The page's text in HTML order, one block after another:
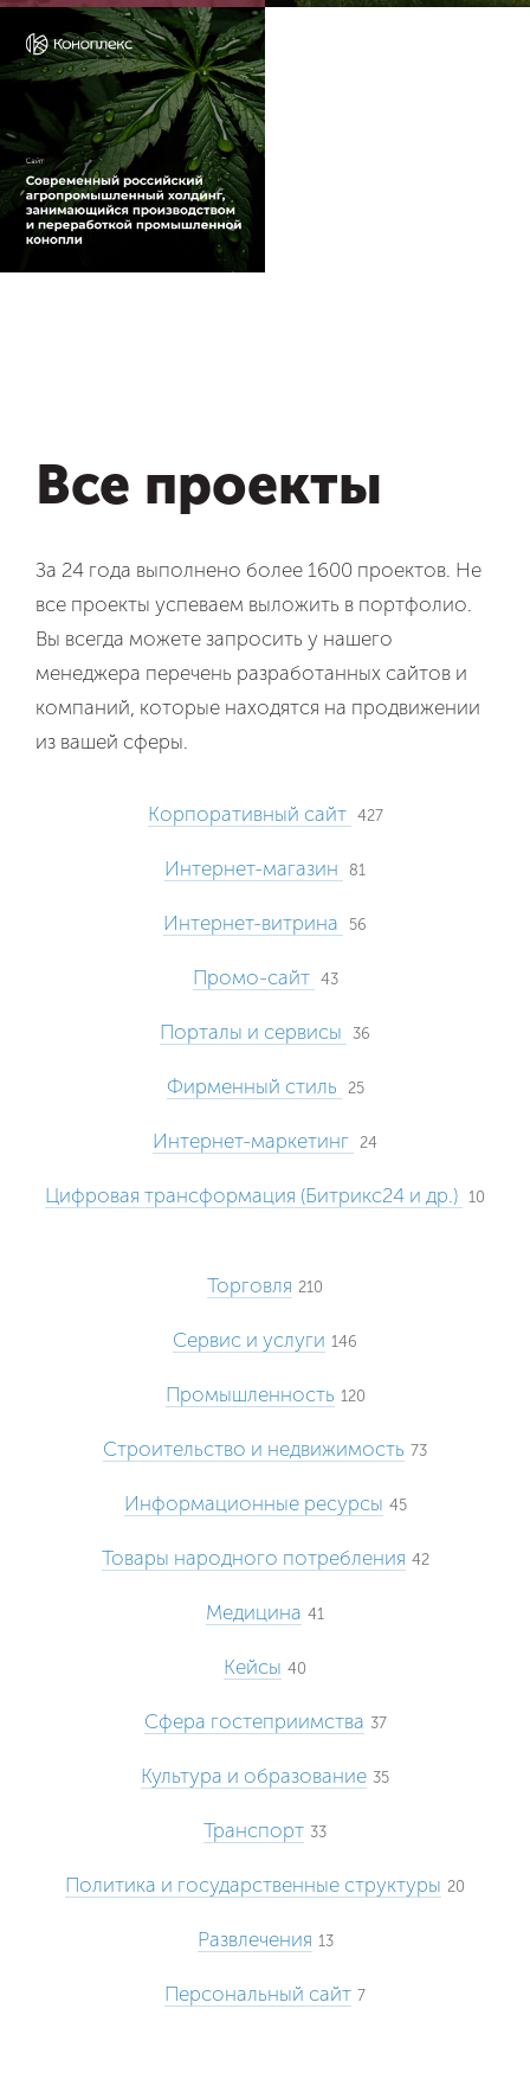
Все проекты
За 24 года выполнено более 1600 проектов. Не
все проекты успеваем выложить в портфолио.
Вы всегда можете запросить у нашего
менеджера перечень разработанных сайтов и
компаний, которые находятся на продвижении
из вашей сферы.
Корпоративный сайт 427
Интернет-магазин 81
Интернет-витрина 56
Промо-сайт 43
Порталы и сервисы 36
Фирменный стиль 25
Интернет-маркетинг 24
Цифровая трансформация (Битрикс24 и др.) 10
Торговля 210
Сервис и услуги 146
Промышленность 120
Строительство и недвижимость 73
Информационные ресурсы 45
Товары народного потребления 42
Медицина 41
Кейсы 40
Сфера гостеприимства 37
Культура и образование 35
Транспорт 33
Политика и государственные структуры 20
Развлечения 13
Персональный сайт 7